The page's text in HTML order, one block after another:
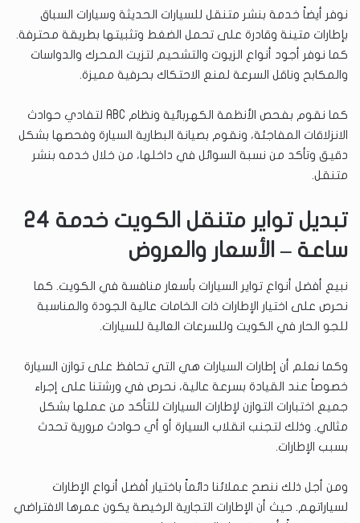
نوفر أيضاً خدمة بنشر متنقل للسيارات الحديثة وسيارات السباق
بإطارات متينة وقادرة على تحمل الضغط وتثبيتها بطريقة محترفة.
كما نوفر أجود أنواع الزيوت والتشحيم لتزيت المحرك والدواسات
والمكابح وناقل السرعة لمنع الاحتكاك بحرفية مميزة.
كما نقوم بفحص الأنظمة الكهربائية ونظام ABC لتفادي حوادث
الانزلاقات المفاجئة، ونقوم بصيانة البطارية السيارة وفحصها بشكل
دقيق وتأكد من نسبة السوائل في داخلها، من خلال خدمه بنشر
متنقل.
تبديل تواير متنقل الكويت خدمة 24
ساعة – الأسعار والعروض
نبيع أفضل أنواع تواير السيارات بأسعار منافسة في الكويت. كما
نحرص على اختيار الإطارات ذات الخامات عالية الجودة والمناسبة
للجو الحار في الكويت وللسرعات العالية للسيارات.
وكما نعلم أن إطارات السيارات هي التي تحافظ على توازن السيارة
خصوصاً عند القيادة بسرعة عالية، نحرص في ورشتنا على إجراء
جميع اختبارات التوازن لإطارات السيارات للتأكد من عملها بشكل
مثالي. وذلك لتجنب انقلاب السيارة أو أي حوادث مرورية تحدث
بسبب الإطارات.
ومن أجل ذلك ننصح عملائنا دائماً باختيار أفضل أنواع الإطارات
لسياراتهم. حيث أن الإطارات التجارية الرخيصة يكون عمرها الافتراضي